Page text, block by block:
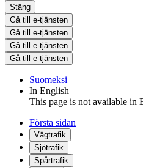
Stäng
Gå till e-tjänsten
Gå till e-tjänsten
Gå till e-tjänsten
Gå till e-tjänsten
Suomeksi
In English
This page is not available in
Första sidan
Vägtrafik
Sjötrafik
Spårtrafik